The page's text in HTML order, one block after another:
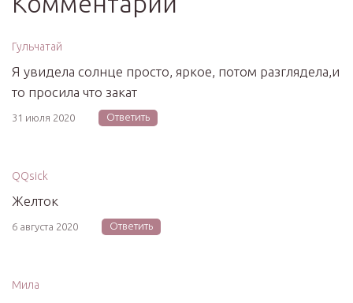
Гульчатай
Я увидела солнце просто, яркое, потом разглядела,и
то просила что закат
31 июля 2020 Ответить
QQsick
Желток
6 августа 2020 Ответить
Мила